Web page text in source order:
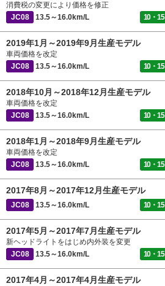
消費税の変更により価格を修正
JC08
13.5～16.0km/L 10・15
2019年1月～2019年9月生産モデル
車両価格を改定
JC08
13.5～16.0km/L 10・15
2018年10月～2018年12月生産モデル
車両価格を改定
JC08
13.5～16.0km/L 10・15
2018年1月～2018年9月生産モデル
車両価格を改定
JC08
13.5～16.0km/L 10・15
2017年8月～2017年12月生産モデル
JC08 13.5～16.0km/L 10・15
2017年5月～2017年7月生産モデル
新ヘッドライトをはじめ内外装を変更
JC08
13.5～16.0km/L 10・15
2017年4月～2017年4月生産モデル